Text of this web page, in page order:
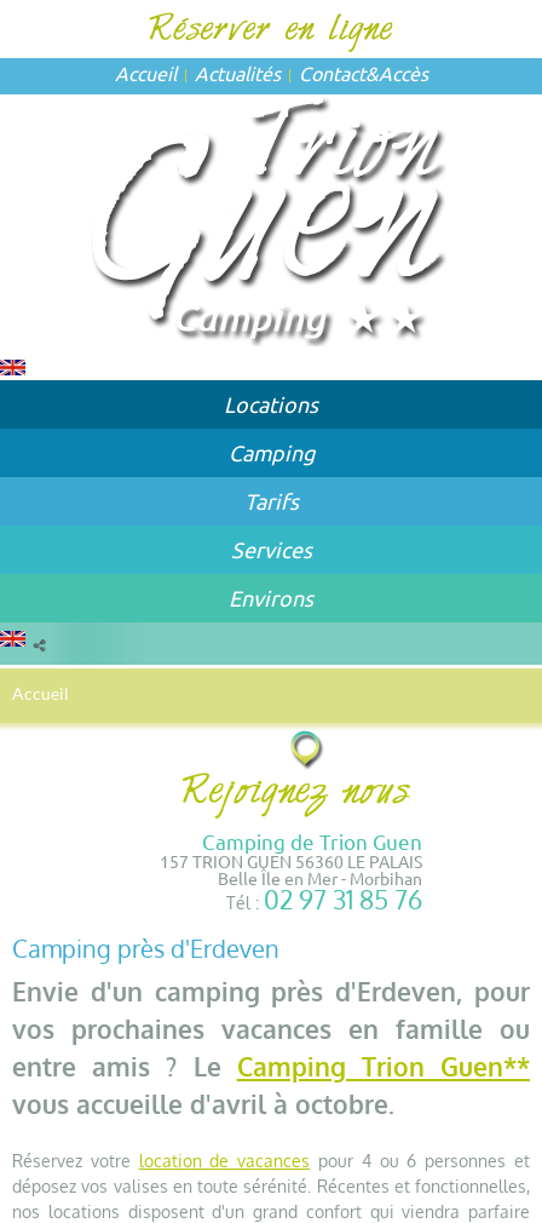
Accueil Actualités Contact&Accès
Locations
Camping
Tarifs
Services
Environs
Accueil
Camping de Trion Guen
157 TRION GUEN 56360 LE PALAIS
Belle Île en Mer - Morbihan
Tél : 02 97 31 85 76
Camping près d'Erdeven
Envie d'un camping près d'Erdeven, pour
vos prochaines vacances en famille ou
entre amis ? Le Camping Trion Guen**
vous accueille d'avril à octobre.
Réservez votre location de vacances pour 4 ou 6 personnes et
déposez vos valises en toute sérénité. Récentes et fonctionnelles,
nos locations disposent d'un grand confort qui viendra parfaire